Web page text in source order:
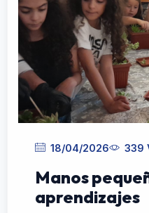
18/04/2026 339
Manos
aprendizajes